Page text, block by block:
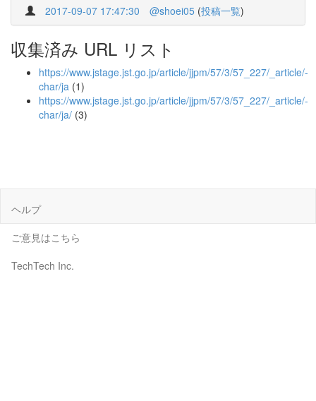
2017-09-07 17:47:30 @shoei05 (投稿一覧)
収集済み URL リスト
https://www.jstage.jst.go.jp/article/jjpm/57/3/57_227/_article/-
char/ja (1)
https://www.jstage.jst.go.jp/article/jjpm/57/3/57_227/_article/-
char/ja/ (3)
ヘルプ
ご意見はこちら
TechTech Inc.